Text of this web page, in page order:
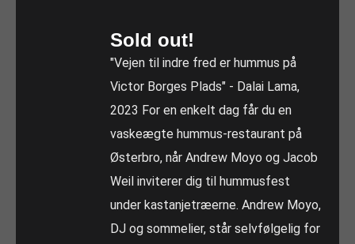
Sold out!
"Vejen til indre fred er hummus på
Victor Borges Plads" - Dalai Lama,
2023 For en enkelt dag får du en
vaskeægte hummus-restaurant på
Østerbro, når Andrew Moyo og Jacob
Weil inviterer dig til hummusfest
under kastanjetræerne. Andrew Moyo,
DJ og sommelier, står selvfølgelig for